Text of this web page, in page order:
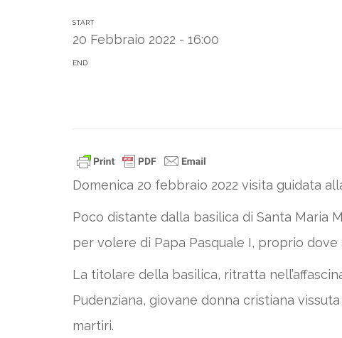
START
20 Febbraio 2022 - 16:00
END
Domenica 20 febbraio 2022 visita guidata
Poco distante dalla basilica di Santa Maria
per volere di Papa Pasquale I, proprio
La titolare della basilica, ritratta
Pudenziana, giovane donna cristiana
martiri.